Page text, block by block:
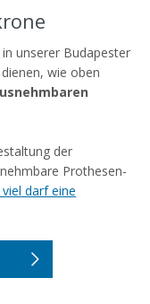
unserer Budapester
wie oben
der
Prothesen-
viel darf eine